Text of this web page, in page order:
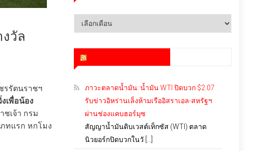
วัล
รรัตนราชฯ
เพื่อน้อง
เจ้า กรม
ทแรก หกโมง
คลัง
ภาวะตลาดน้ำมัน: น้ำมัน WTI ปิดบวก $2.07
รับข่าวอิหร่านเล็งห้ามเรืออิสราเอล-สหรัฐฯ
ผ่านช่องแคบฮอร์มุซ
สัญญาน้ำมันดิบเวสต์เท็กซัส (WTI) ตลาด
นิวยอร์กปิดบวกในวั […]